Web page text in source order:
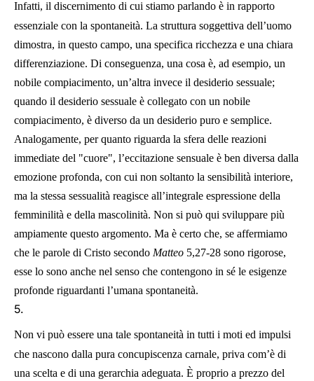
Infatti, il discernimento di cui stiamo parlando è in rapporto
essenziale con la spontaneità. La struttura soggettiva dell’uomo
dimostra, in questo campo, una specifica ricchezza e una chiara
differenziazione. Di conseguenza, una cosa è, ad esempio, un
nobile compiacimento, un’altra invece il desiderio sessuale;
quando il desiderio sessuale è collegato con un nobile
compiacimento, è diverso da un desiderio puro e semplice.
Analogamente, per quanto riguarda la sfera delle reazioni
immediate del "cuore", l’eccitazione sensuale è ben diversa dalla
emozione profonda, con cui non soltanto la sensibilità interiore,
ma la stessa sessualità reagisce all’integrale espressione della
femminilità e della mascolinità. Non si può qui sviluppare più
ampiamente questo argomento. Ma è certo che, se affermiamo
che le parole di Cristo secondo Matteo 5,27-28 sono rigorose,
esse lo sono anche nel senso che contengono in sé le esigenze
profonde riguardanti l’umana spontaneità.
5.
Non vi può essere una tale spontaneità in tutti i moti ed impulsi
che nascono dalla pura concupiscenza carnale, priva com’è di
una scelta e di una gerarchia adeguata. È proprio a prezzo del